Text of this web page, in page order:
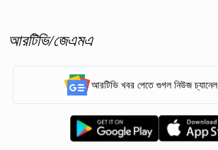
আরটিভি/জেএমএ
আরটিভি খবর পেতে গুগল নিউজ